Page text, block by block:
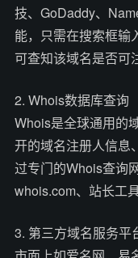
技、GoDaddy、
能，只需在搜索框输
可查知该域名是否可
2. Whois数据库查询
Whois是全球通用的
开的域名注册人信息
过专门的Whois查询
whois.com、站长工具
3. 第三方域名服务平